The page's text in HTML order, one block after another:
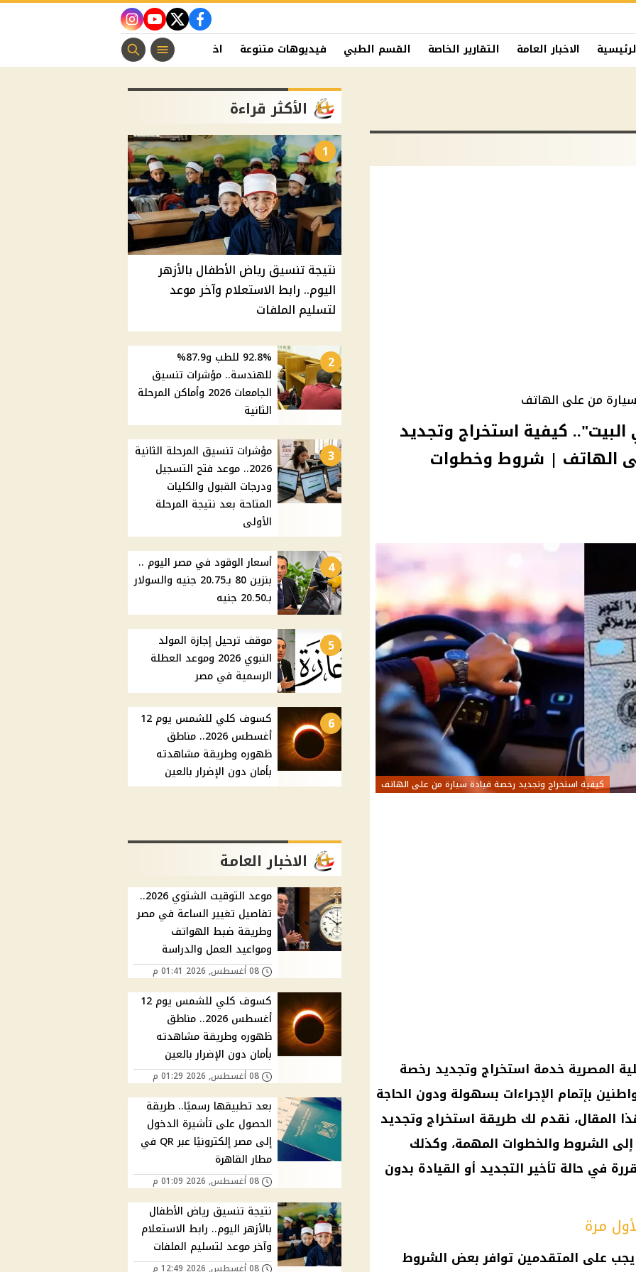
facebook
twitter
youtube
instagram
الاخبار العامة التقارير الخاصة القسم الطبي فيديوهات متنوعة اخبار الفن منوعات مسيحية
من على الهاتف
كيفية استخراج وتجديد
الهاتف | شروط وخطوات
كيفية استخراج وتجديد رخصة قيادة سيارة من على الهاتف
المصرية خدمة استخراج وتجديد رخصة
بإتمام الإجراءات بسهولة ودون الحاجة
المقال، نقدم لك طريقة استخراج وتجديد
إلى الشروط والخطوات المهمة، وكذلك
في حالة تأخير التجديد أو القيادة بدون
مرة
يجب على المتقدمين توافر بعض الشروط
الأكثر قراءة
1
نتيجة تنسيق رياض الأطفال بالأزهر
اليوم.. رابط الاستعلام وآخر موعد
لتسليم الملفات
2
92.8% للطب و87.9%
للهندسة.. مؤشرات تنسيق
الجامعات 2026 وأماكن المرحلة
الثانية
3
مؤشرات تنسيق المرحلة الثانية
2026.. موعد فتح التسجيل
ودرجات القبول والكليات
المتاحة بعد نتيجة المرحلة
الأولى
4
أسعار الوقود في مصر اليوم ..
بنزين 80 بـ20.75 جنيه والسولار
بـ20.50 جنيه
5
موقف ترحيل إجازة المولد
النبوي 2026 وموعد العطلة
الرسمية في مصر
6
كسوف كلي للشمس يوم 12
أغسطس 2026.. مناطق
ظهوره وطريقة مشاهدته
بأمان دون الإضرار بالعين
الاخبار العامة
موعد التوقيت الشتوي 2026..
تفاصيل تغيير الساعة في مصر
وطريقة ضبط الهواتف
ومواعيد العمل والدراسة
08 أغسطس, 2026 01:41 م
كسوف كلي للشمس يوم 12
أغسطس 2026.. مناطق
ظهوره وطريقة مشاهدته
بأمان دون الإضرار بالعين
08 أغسطس, 2026 01:29 م
بعد تطبيقها رسميًا.. طريقة
الحصول على تأشيرة الدخول
إلى مصر إلكترونيًا عبر QR في
مطار القاهرة
08 أغسطس, 2026 01:09 م
نتيجة تنسيق رياض الأطفال
بالأزهر اليوم.. رابط الاستعلام
وآخر موعد لتسليم الملفات
08 أغسطس, 2026 12:49 م